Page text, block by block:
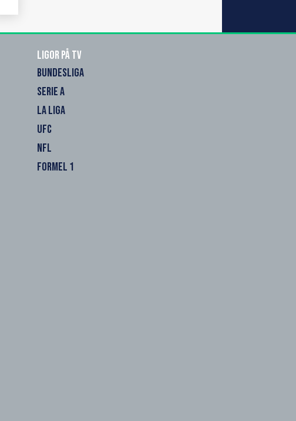
Ligor på TV
BUNDESLIGA
SERIE A
LA LIGA
UFC
NFL
FORMEL 1